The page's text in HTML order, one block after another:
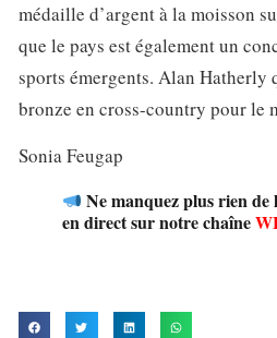
médaille d’argent à la moisson
que le pays est également un
sports émergents. Alan Hatherly
bronze en cross-country pour le
Sonia Feugap
Ne manquez plus rien de
en direct sur notre chaîne